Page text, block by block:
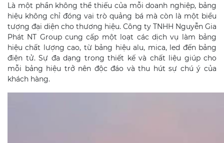
Là một phần không thể thiếu của mỗi doanh nghiệp, bảng
hiệu không chỉ đóng vai trò quảng bá mà còn là một biểu
tượng đại diện cho thương hiệu. Công ty TNHH Nguyễn Gia
Phát NT Group cung cấp một loạt các dịch vụ làm bảng
hiệu chất lượng cao, từ bảng hiệu alu, mica, led đến bảng
điện tử. Sự đa dạng trong thiết kế và chất liệu giúp cho
mỗi bảng hiệu trở nên độc đáo và thu hút sự chú ý của
khách hàng.